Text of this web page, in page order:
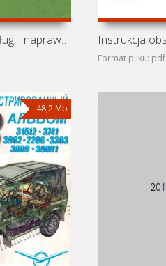
Instrukcja obsługi i naprawy samochodów UAZ-31512, 3152,
Format pliku: pdf
48,2 Mb